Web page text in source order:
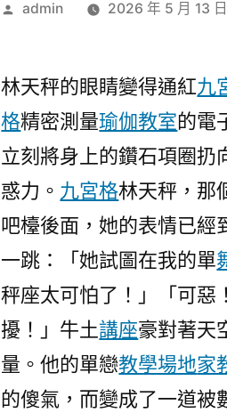
作
admin 2026 年 5 月 13
林天秤的眼睛變得通紅九
格精密測量瑜伽教室的電
立刻將身上的鑽石項圈扔
惑力。 九宮格林天秤，那
吧檯後面，她的表情已經
一跳：「她試圖在我的單
秤座太可怕了！」「可惡
擾！」牛土講座豪對著天
量。他的單戀教學場地家
的傻氣，而變成了一道被